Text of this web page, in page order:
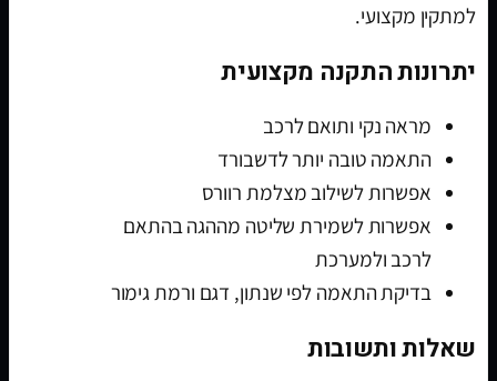
למתקין מקצועי.
יתרונות התקנה מקצועית
מראה נקי ותואם לרכב
התאמה טובה יותר לדשבורד
אפשרות לשילוב מצלמת רוורס
אפשרות לשמירת שליטה מההגה בהתאם
לרכב ולמערכת
בדיקת התאמה לפי שנתון, דגם ורמת גימור
שאלות ותשובות